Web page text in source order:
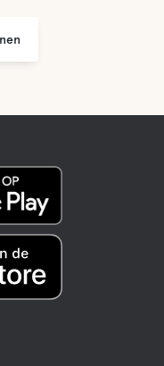
onbemand maar
voor